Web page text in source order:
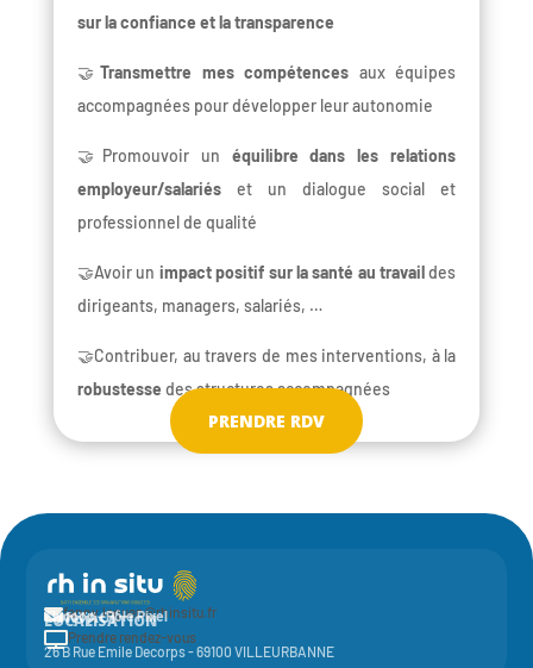
sur la confiance et la transparence
🤝Transmettre mes compétences aux équipes
accompagnées pour développer leur autonomie
🤝Promouvoir un équilibre dans les relations
employeur/salariéset un dialogue social et
professionnel de qualité
🤝Avoir un impact positif sur la santé au travaildes
dirigeants, managers, salariés, …
🤝Contribuer, au travers de mes interventions, à la
robustesse des structures accompagnées
PRENDRE RDV
CONTACT
fanny.leguen@rhinsitu.fr
 Prendre rendez-vous
LOCALISATION
Elycoop - Pôle Pixel
26 B Rue Emile Decorps - 69100 VILLEURBANNE